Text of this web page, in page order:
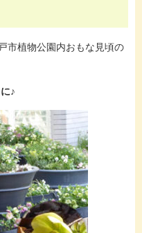
市植物公園内おもな見頃の
♪